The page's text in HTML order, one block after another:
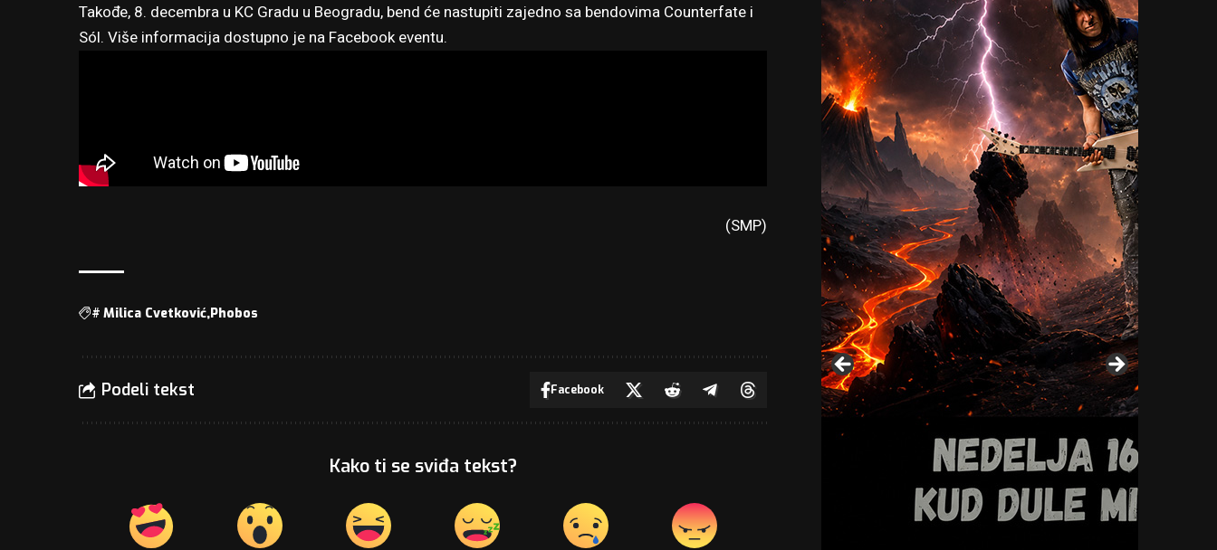
Takođe, 8. decembra u KC Gradu u Beogradu, bend će nastupiti zajedno sa bendovima Counterfate i
Sól. Više informacija dostupno je na Facebook eventu.
(SMP)
# Milica Cvetković Phobos
Podeli tekst Facebook
Kako ti se sviđa tekst?